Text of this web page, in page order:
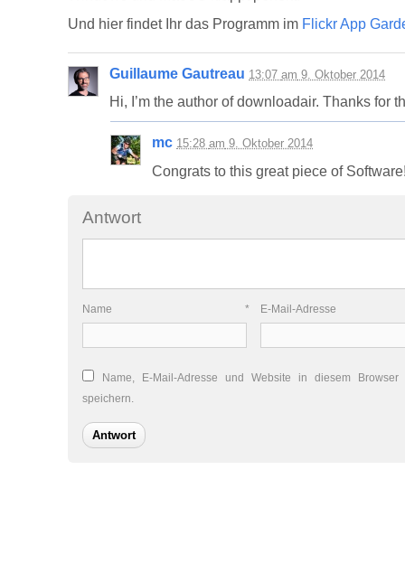
Und hier findet Ihr das Programm im Flickr App
Guillaume Gautreau 13:07 am 9. Oktober 2014
Hi, I’m the author of downloadair. Thanks for
mc 15:28 am 9. Oktober 2014
Congrats to this great piece of
Antwort
Name * E-Mail-
Name, E-Mail-Adresse und Website in diesem
speichern.